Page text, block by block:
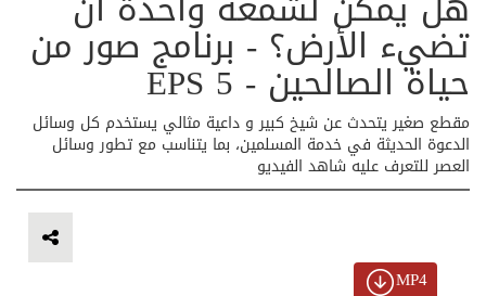
تضيء الأرض؟ - برنامج صور من
حياة الصالحين - EPS 5
مقطع صغير يتحدث عن شيخ كبير و داعية مثالي يستخدم كل وسائل
الدعوة الحديثة في خدمة المسلمين، بما يتناسب مع تطور وسائل
العصر للتعرف عليه شاهد الفيديو
MP4